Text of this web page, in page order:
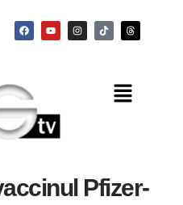
Pfizer-